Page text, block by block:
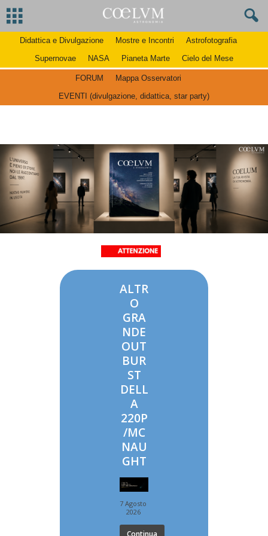
Didattica e Divulgazione Mostre e Incontri
Astrofotografia
Supernovae
NASA Pianeta Marte Cielo del Mese
FORUM
Mappa Osservatori
EVENTI (divulgazione, didattica, star party)
ALTR
O
GRA
NDE
OUT
BUR
ST
DELL
A
220P
/MC
NAU
GHT
7 Agosto
2026
Continua